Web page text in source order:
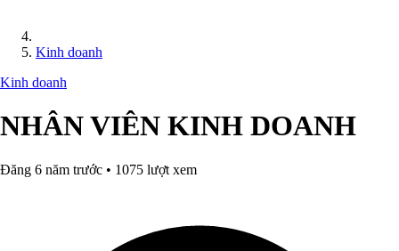
Kinh doanh
Kinh doanh
NHÂN VIÊN KINH DOANH
Đăng 6 năm trước • 1075 lượt xem